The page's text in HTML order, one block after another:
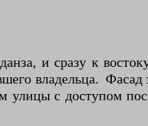
и сразу к
владельца. Фасад
улицы с доступом